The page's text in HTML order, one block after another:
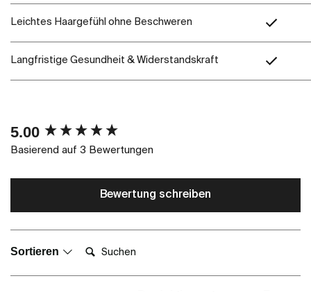
Leichtes Haargefühl ohne Beschweren
Langfristige Gesundheit & Widerstandskraft
5.00
Basierend auf 3 Bewertungen
Bewertung schreiben
Sortieren
New content loaded